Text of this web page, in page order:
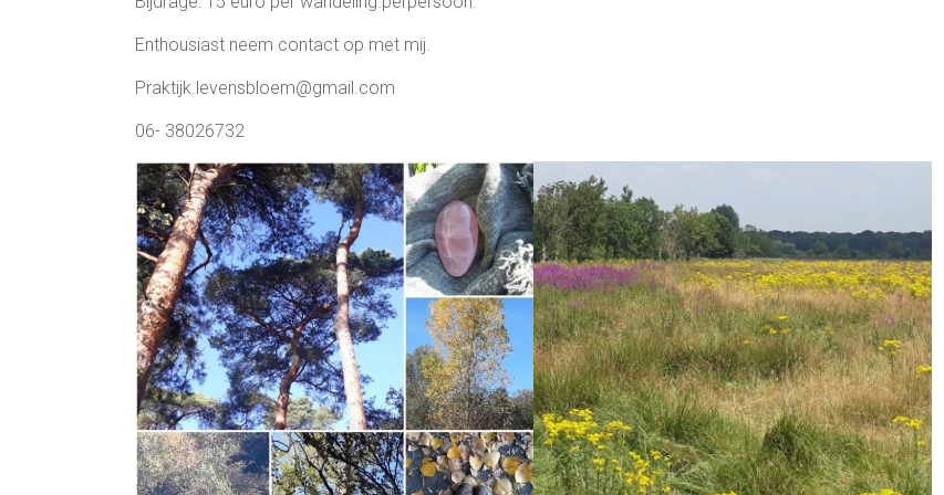
Enthousiast neem contact op met mij.
Praktijk.levensbloem@gmail.com
06- 38026732